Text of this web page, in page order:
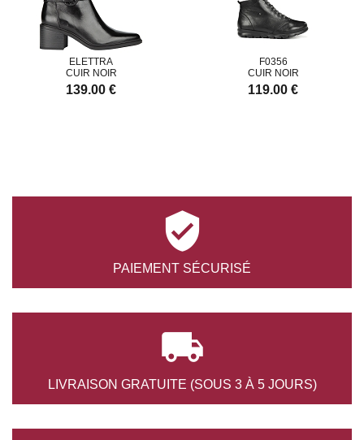
ELETTRA
CUIR NOIR
139.00 €
F0356
CUIR NOIR
119.00 €

PAIEMENT SÉCURISÉ

LIVRAISON GRATUITE (SOUS 3 À 5 JOURS)